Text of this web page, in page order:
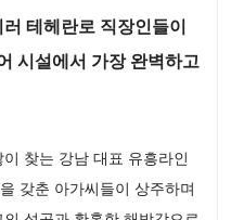
테헤란로 직장인들이
시설에서 가장 완벽하고
찾는 강남 대표 유흥라인
갖춘 아가씨들이 상주하며